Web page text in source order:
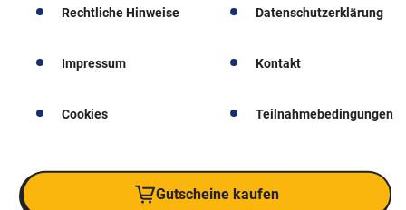
Rechtliche Hinweise
Datenschutzerklärung
Impressum Kontakt
Cookies Teilnahmebedingungen
Gutscheine kaufen